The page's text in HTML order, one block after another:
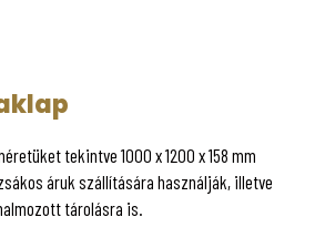
tekintve 1000 x 1200 x 158 mm
áruk szállítására használják, illetve
tárolásra is.